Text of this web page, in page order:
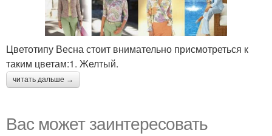
Цветотипу Весна стоит внимательно присмотреться к
таким цветам:1. Желтый.
читать дальше →
Вас может заинтересовать